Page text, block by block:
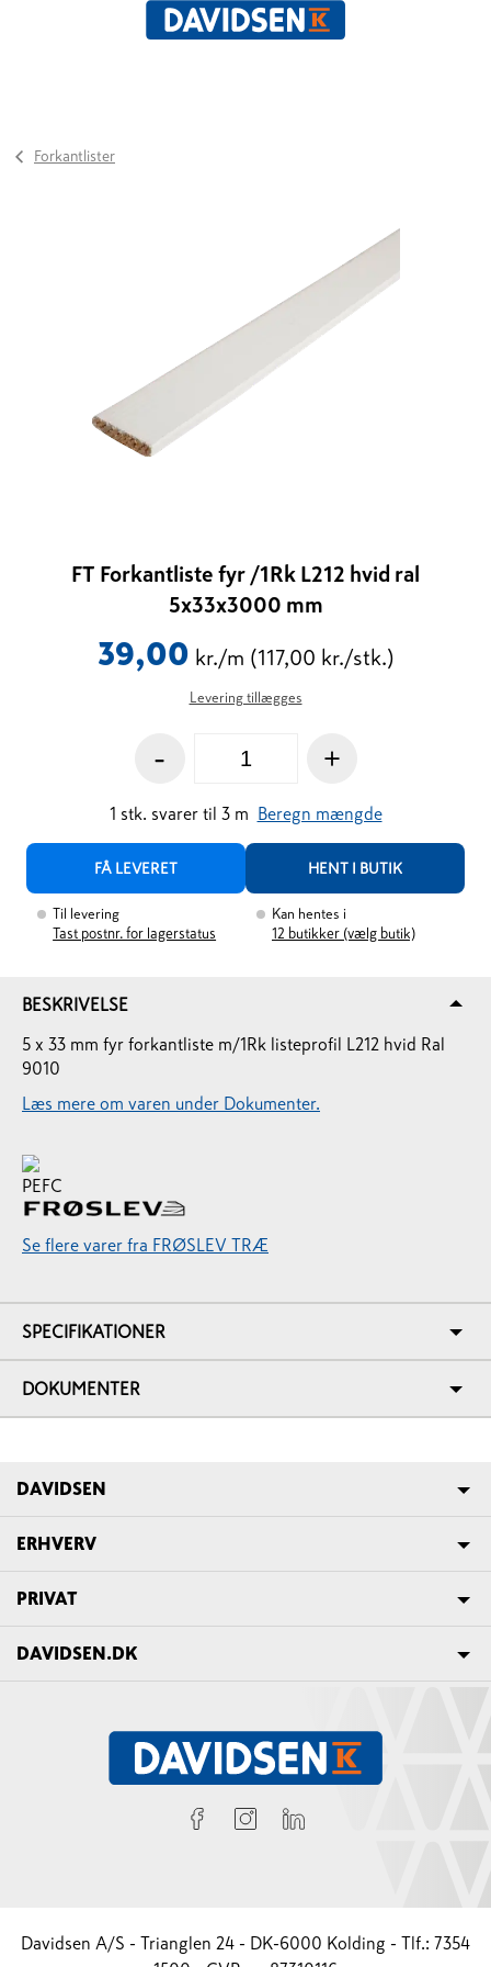
Forkantlister
FT Forkantliste fyr /1Rk L212 hvid ral
5x33x3000 mm
39,00 kr./m (117,00 kr./stk.)
Levering tillægges
- +
1 stk. svarer til 3 m Beregn mængde
FÅ LEVERET HENT I BUTIK
Til levering
Tast postnr. for lagerstatus
Kan hentes i
12 butikker (vælg butik)
BESKRIVELSE
5 x 33 mm fyr forkantliste m/1Rk listeprofil L212 hvid Ral
9010
Læs mere om varen under Dokumenter.
Se flere varer fra FRØSLEV TRÆ
SPECIFIKATIONER
DOKUMENTER
DAVIDSEN
ERHVERV
PRIVAT
DAVIDSEN.DK
Davidsen A/S - Trianglen 24 - DK-6000 Kolding - Tlf.: 7354